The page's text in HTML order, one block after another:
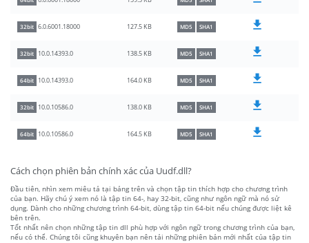
32bit 6.0.6001.18000 127.5 KB MD5 SHA1
32bit 10.0.14393.0 138.5 KB MD5 SHA1
64bit 10.0.14393.0 164.0 KB MD5 SHA1
32bit 10.0.10586.0 138.0 KB MD5 SHA1
64bit 10.0.10586.0 164.5 KB MD5 SHA1
Cách chọn phiên bản chính xác của Uudf.dll?
Đầu tiên, nhìn xem miêu tả tại bảng trên và chọn tập tin thích hợp cho chương trình
của bạn. Hãy chú ý xem nó là tập tin 64-, hay 32-bit, cũng như ngôn ngữ mà nó sử
dụng. Dành cho những chương trình 64-bit, dùng tập tin 64-bit nếu chúng được liệt kê
bên trên.
Tốt nhất nên chọn những tập tin dll phù hợp với ngôn ngữ trong chương trình của bạn,
nếu có thể. Chúng tôi cũng khuyên bạn nên tải những phiên bản mới nhất của tập tin